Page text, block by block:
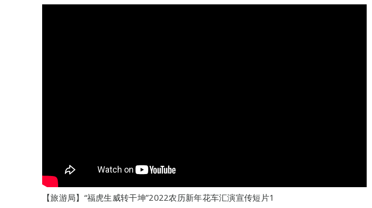
【旅游局】“福虎生威转干坤”2022农历新年花车汇演宣传短片1